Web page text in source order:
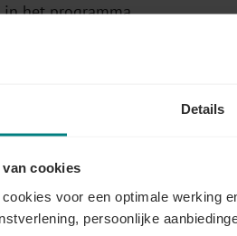
Details
cookies
voor een optimale werking
persoonlijke
het programma.
gesprekken op de werkvloer:
heeft